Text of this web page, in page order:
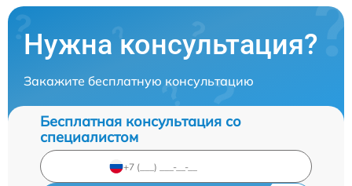
Нужна консультация?
Закажите бесплатную консультацию
Бесплатная консультация со
специалистом